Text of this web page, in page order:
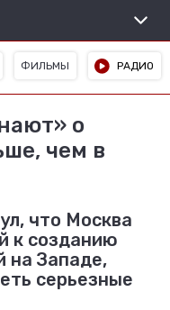
ФИЛЬМЫ РАДИО
о
чем в
что Москва
к созданию
на Западе,
серьезные